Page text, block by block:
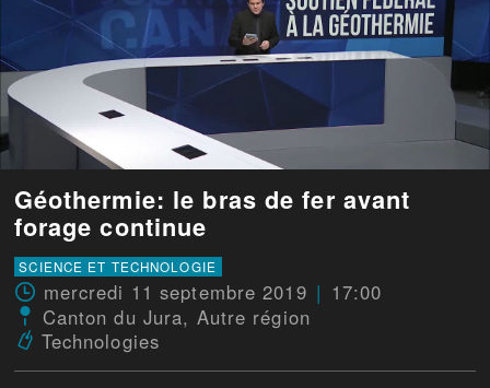
Géothermie: le bras de fer avant
forage continue
SCIENCE ET TECHNOLOGIE
mercredi 11 septembre 2019
17:00
Canton du Jura, Autre région
Technologies